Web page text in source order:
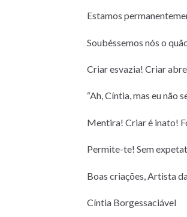
Estamos
Soubéssemos nós o
Criar esvazia! Criar
“Ah, Cíntia, mas eu não
Mentira! Criar é inato!
Permite-te! Sem
Boas criações, Artista
Cíntia Borgessaciável